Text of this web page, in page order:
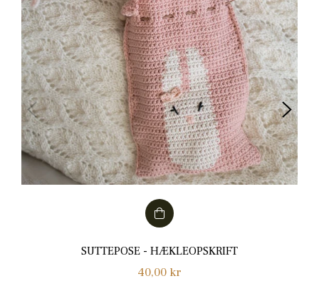
SUTTEPOSE - HÆKLEOPSKRIFT
Normalpris
40,00 kr